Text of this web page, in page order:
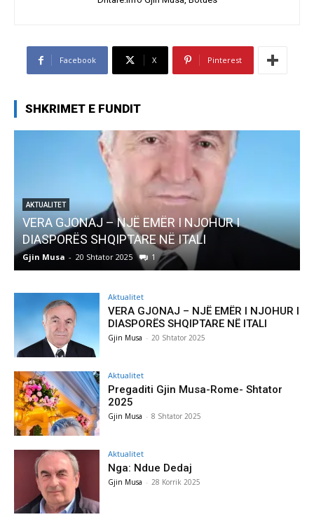
Facebook X Pinterest
SHKRIMET E FUNDIT
EMËR I NJOHUR I
NË ITALI
1
AKTUALITET
Pregaditi Gjin Musa-
Gjin Musa
Aktualitet
VERA GJONAJ – NJË EMËR I NJOHUR I
DIASPORËS SHQIPTARE NË ITALI
Gjin Musa - 20 Shtator 2025
Aktualitet
Pregaditi Gjin Musa-Rome- Shtator
2025
Gjin Musa - 8 Shtator 2025
Aktualitet
Nga: Ndue Dedaj
Gjin Musa - 28 Korrik 2025